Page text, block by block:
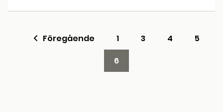
Föregående 1 3 4
5
6